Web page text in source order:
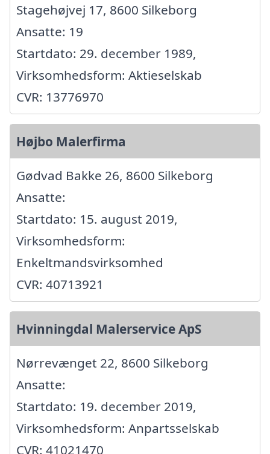
Stagehøjvej 17, 8600 Silkeborg
Ansatte: 19
Startdato: 29. december 1989,
Virksomhedsform: Aktieselskab
CVR: 13776970
Højbo Malerfirma
Gødvad Bakke 26, 8600 Silkeborg
Ansatte:
Startdato: 15. august 2019,
Virksomhedsform:
Enkeltmandsvirksomhed
CVR: 40713921
Hvinningdal Malerservice ApS
Nørrevænget 22, 8600 Silkeborg
Ansatte:
Startdato: 19. december 2019,
Virksomhedsform: Anpartsselskab
CVR: 41021470